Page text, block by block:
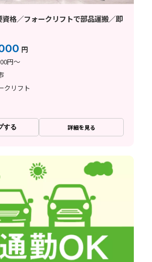
資格／フォークリフトで部品運搬／即
円
円～
クリフト
する 詳細を見る